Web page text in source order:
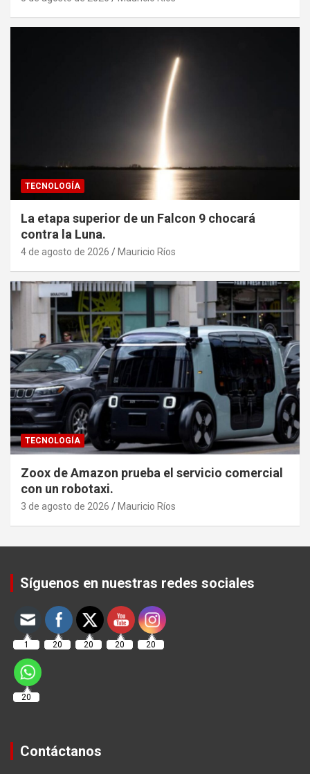
TECNOLOGÍA
La etapa superior de un Falcon 9 chocará
contra la Luna.
4 de agosto de 2026 Mauricio Ríos
TECNOLOGÍA
Zoox de Amazon prueba el servicio comercial
con un robotaxi.
3 de agosto de 2026 Mauricio Ríos
Síguenos en nuestras redes sociales
1 20 20 20 20
20
Contáctanos